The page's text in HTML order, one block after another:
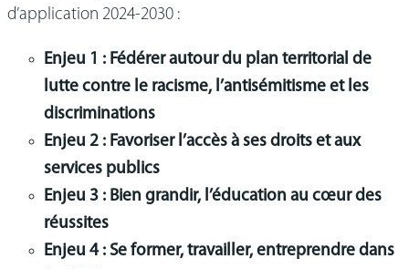
d’application 2024-2030 :
Enjeu 1 : Fédérer autour du plan territorial de
lutte contre le racisme, l’antisémitisme et les
discriminations
Enjeu 2 : Favoriser l’accès à ses droits et aux
services publics
Enjeu 3 : Bien grandir, l’éducation au cœur des
réussites
Enjeu 4 : Se former, travailler, entreprendre dans